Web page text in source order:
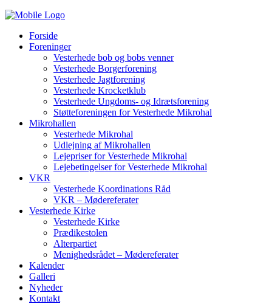
Forside
Foreninger
Vesterhede bob og bobs venner
Vesterhede Borgerforening
Vesterhede Jagtforening
Vesterhede Krocketklub
Vesterhede Ungdoms- og Idrætsforening
Støtteforeningen for Vesterhede Mikrohal
Mikrohallen
Vesterhede Mikrohal
Udlejning af Mikrohallen
Lejepriser for Vesterhede Mikrohal
Lejebetingelser for Vesterhede Mikrohal
VKR
Vesterhede Koordinations Råd
VKR – Mødereferater
Vesterhede Kirke
Vesterhede Kirke
Prædikestolen
Alterpartiet
Menighedsrådet – Mødereferater
Kalender
Galleri
Nyheder
Kontakt